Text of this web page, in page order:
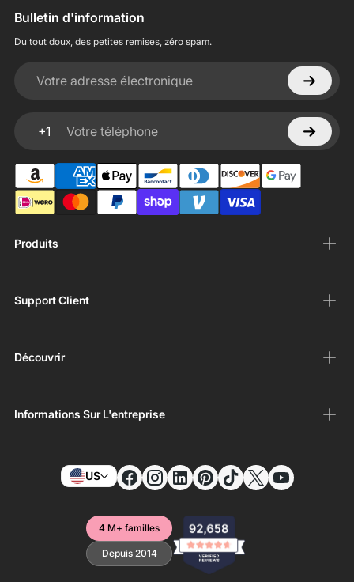
Produits
Support Client
Découvrir
Informations Sur L'entreprise
Bulletin d'information
Du tout doux, des petites remises, zéro spam.
Votre adresse électronique
+1
Votre téléphone
US
4 M+ familles
Depuis 2014